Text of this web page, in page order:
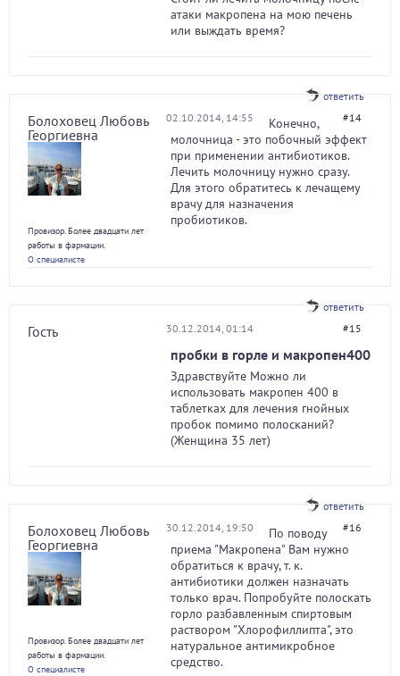
атаки макропена на мою печень
или выждать время?
ответить
Болоховец Любовь
Георгиевна
Провизор. Более двадцати лет
работы в фармации.
О специалисте
02.10.2014, 14:55 #14
Конечно,
молочница - это побочный эффект
при применении антибиотиков.
Лечить молочницу нужно сразу.
Для этого обратитесь к лечащему
врачу для назначения
пробиотиков.
ответить
Гость 30.12.2014, 01:14 #15
пробки в горле и макропен400
Здравствуйте Можно ли
использовать макропен 400 в
таблетках для лечения гнойных
пробок помимо полосканий?
(Женщина 35 лет)
ответить
Болоховец Любовь
Георгиевна
Провизор. Более двадцати лет
работы в фармации.
О специалисте
30.12.2014, 19:50 #16
По поводу
приема "Макропена" Вам нужно
обратиться к врачу, т. к.
антибиотики должен назначать
только врач. Попробуйте полоскать
горло разбавленным спиртовым
раствором "Хлорофиллипта", это
натуральное антимикробное
средство.